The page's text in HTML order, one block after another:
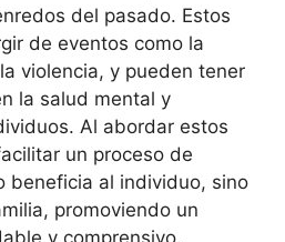
del pasado. Estos
de eventos como la
violencia, y pueden tener
la salud mental y
Al abordar estos
un proceso de
beneficia al individuo, sino
promoviendo un
y comprensivo.